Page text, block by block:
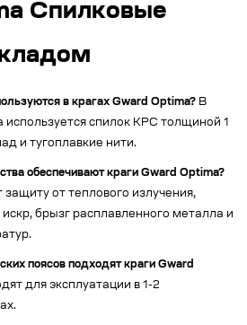
Спилковые
в крагах Gward Optima? В
используется спилок КРС толщиной 1
и тугоплавкие нити.
обеспечивают краги Gward Optima?
защиту от теплового излучения,
брызг расплавленного металла и
поясов подходят краги Gward
для эксплуатации в 1-2